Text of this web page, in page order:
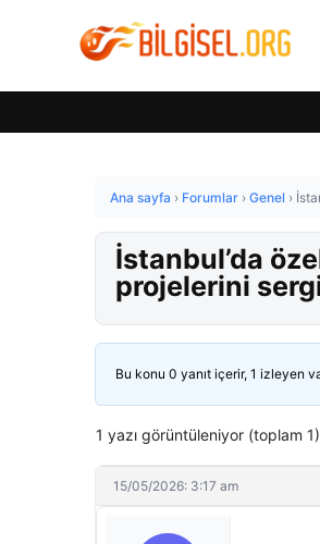
Ana sayfa › Forumlar › Genel ›
İstanbul’da
projelerini
Bu konu 0 yanıt içerir, 1 izleyen
1 yazı görüntüleniyor (toplam 1)
15/05/2026: 3:17 am